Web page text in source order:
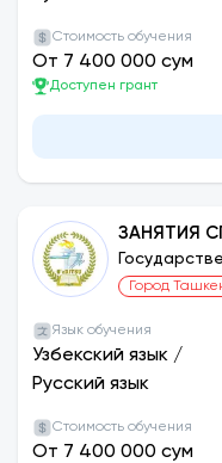
Стоимость обучения
От 7 400 000 сум
Доступен грант
ЗАНЯТИЯ
воспитания
Город
Язык обучения
Узбекский язык /
Русский язык
Стоимость обучения
От 7 400 000 сум